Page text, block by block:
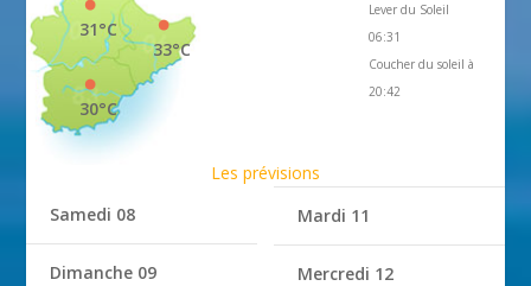
33°C
31°C
30°C
Lever du Soleil
06:31
Coucher du soleil à
20:42
Les prévisions
Samedi 08
Dimanche 09
Mardi 11
Mercredi 12